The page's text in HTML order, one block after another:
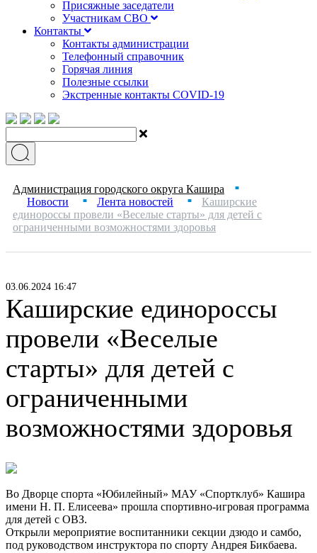
Присяжные заседатели
Участникам СВО
Контакты
Контакты администрации
Телефонный справочник
Горячая линия
Полезные ссылки
Экстренные контакты COVID-19
Администрация городского округа Кашира ■
Новости ■ Лента новостей ■
Каширские
единороссы провели «Веселые старты» для детей с
ограниченными возможностями здоровья
03.06.2024 16:47
Каширские единороссы
провели «Веселые
старты» для детей с
ограниченными
возможностями здоровья
Во Дворце спорта «Юбилейный» МАУ «Спортклуб» Кашира
имени Н. П. Елисеева» прошла спортивно-игровая программа
для детей с ОВЗ.
Открыли мероприятие воспитанники секции дзюдо и самбо,
под руководством инструктора по спорту Андрея Бикбаева.